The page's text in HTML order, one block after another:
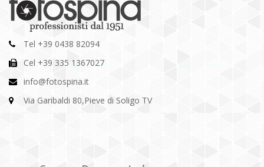
Tel +39 0438 82094
Cel +39 335 1367027
info@fotospina.it
Via Garibaldi 80,Pieve di Soligo TV